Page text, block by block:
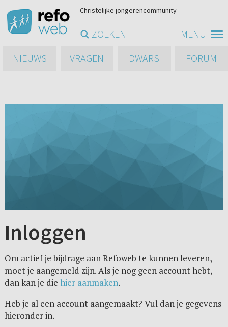
MENU
Christelijke jongerencommunity
ZOEKEN
NIEUWS
VRAGEN DWARS FORUM
Inloggen
Om actief je bijdrage aan Refoweb te kunnen leveren,
moet je aangemeld zijn. Als je nog geen account hebt,
dan kan je die hier aanmaken.
Heb je al een account aangemaakt? Vul dan je gegevens
hieronder in.